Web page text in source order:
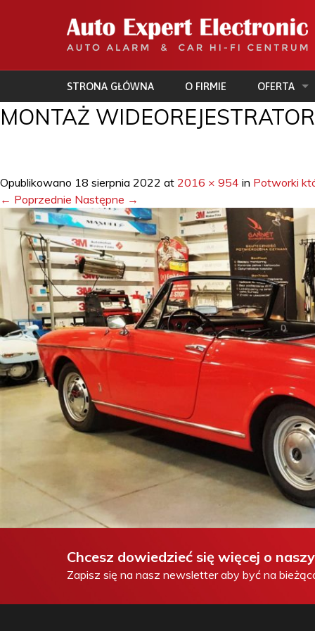
STRONA GŁÓWNA O FIRMIE OFERTA
CAR AUDIO
OBSŁUGA
POZOSTAŁE
MONTAŻ
Opublikowano 18 sierpnia 2022 at 2016 × 954 in Potworki
← Poprzednie Następne →
Chcesz dowiedzieć się więcej o
Zapisz się na nasz newsletter aby być na